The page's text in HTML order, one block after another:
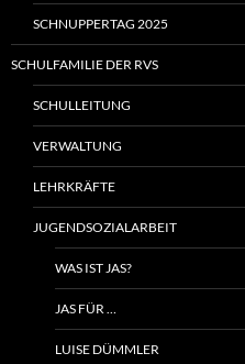
SCHNUPPERTAG 2025
SCHULFAMILIE DER RVS
SCHULLEITUNG
VERWALTUNG
LEHRKRÄFTE
JUGENDSOZIALARBEIT
WAS IST JAS?
JAS FÜR …
LUISE DÜMMLER